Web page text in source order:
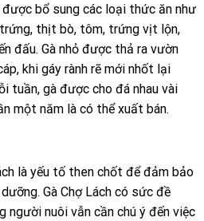
được bổ sung các loại thức ăn như
thịt bò, tôm, trứng vịt lộn,
đấu. Gà nhỏ được thả ra vườn
khi gáy rành rẽ mới nhốt lại
tuần, gà được cho đá nhau vài
một năm là có thể xuất bán.
là yếu tố then chốt để đảm bảo
Gà Chợ Lách có sức đề
người nuôi vẫn cần chú ý đến việc